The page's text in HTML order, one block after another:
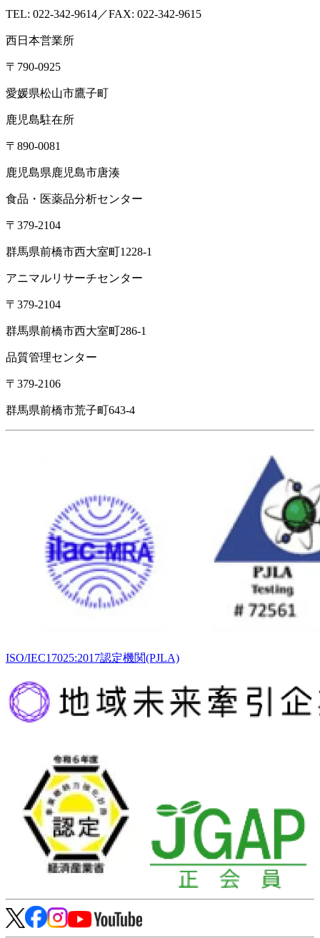
TEL: 022-342-9614／FAX: 022-342-9615
西日本営業所
〒790-0925
愛媛県松山市鷹子町
鹿児島駐在所
〒890-0081
鹿児島県鹿児島市唐湊
食品・医薬品分析センター
〒379-2104
群馬県前橋市西大室町1228-1
アニマルリサーチセンター
〒379-2104
群馬県前橋市西大室町286-1
品質管理センター
〒379-2106
群馬県前橋市荒子町643-4
ISO/IEC17025:2017認定機関(PJLA)